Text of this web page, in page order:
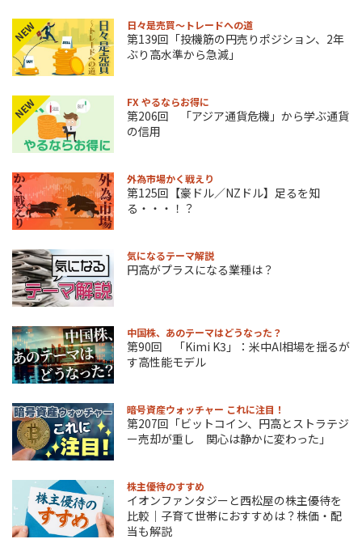
NEW 日々是売買～トレードへの道
第139回「投機筋の円売りポジション、2年
ぶり高水準から急減」
NEW FX やるならお得に
第206回 「アジア通貨危機」から学ぶ通貨
の信用
外為市場かく戦えり
第125回【豪ドル／NZドル】足るを知
る・・・！？
気になるテーマ解説
円高がプラスになる業種は？
中国株、あのテーマはどうなった？
第90回 「Kimi K3」：米中AI相場を揺るが
す高性能モデル
暗号資産ウォッチャー これに注目！
第207回「ビットコイン、円高とストラテジ
ー売却が重し 関心は静かに変わった」
株主優待のすすめ
イオンファンタジーと西松屋の株主優待を
比較｜子育て世帯におすすめは？株価・配
当も解説